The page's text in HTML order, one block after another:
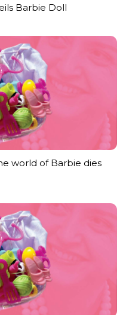
Barbie Doll
world of Barbie dies